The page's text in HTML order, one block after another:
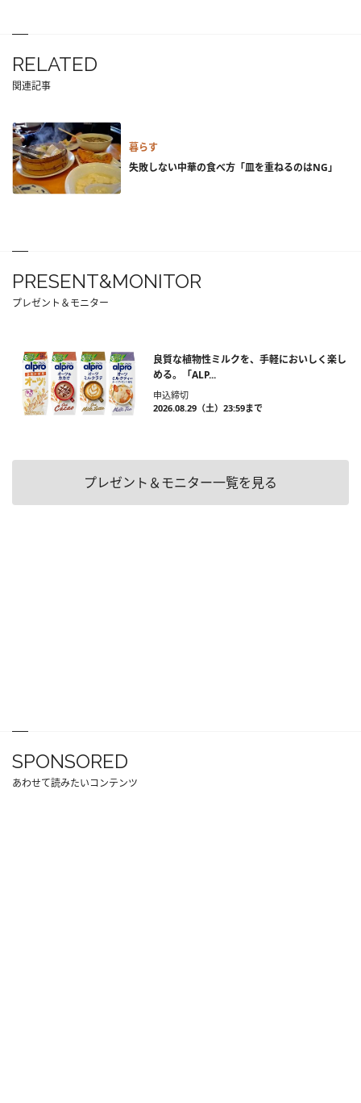
RELATED
関連記事
暮らす
失敗しない中華の食べ方「皿を重ねるのはNG」
PRESENT&MONITOR
プレゼント＆モニター
良質な植物性ミルクを、手軽においしく楽し
める。「ALP...
申込締切
2026.08.29（土）23:59まで
プレゼント＆モニター一覧を見る
SPONSORED
あわせて読みたいコンテンツ